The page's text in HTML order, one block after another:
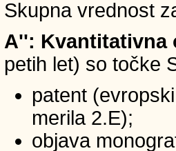
Skupna vrednost
A'': Kvantitativna
petih let) so točke
patent
merila 2.E);
objava